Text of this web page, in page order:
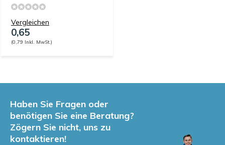
Vergleichen
0,65
(0,79 Inkl. MwSt.)
Haben Sie Fragen oder
benötigen Sie eine Beratung?
Zögern Sie nicht, uns zu
kontaktieren!